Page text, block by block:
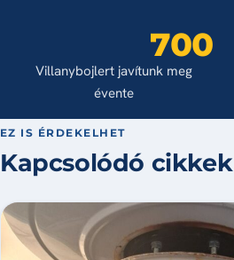
700
Villanybojlert javítunk meg
évente
EZ IS ÉRDEKELHET
Kapcsolódó cikkek